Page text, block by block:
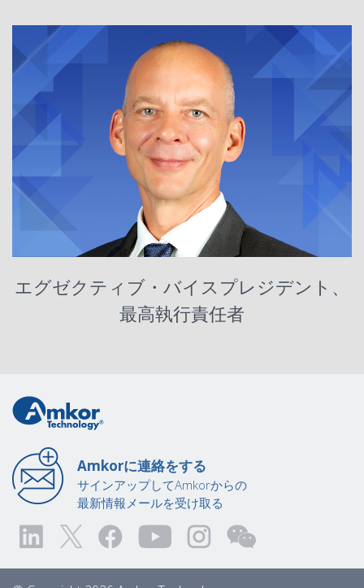
エグゼクティブ・バイスプレジデント、
最高執行責任者
Amkorに連絡をする
サインアップしてAmkorからの
最新情報メールを受け取る